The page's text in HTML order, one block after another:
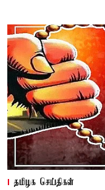
தமிழக செய்திகள்